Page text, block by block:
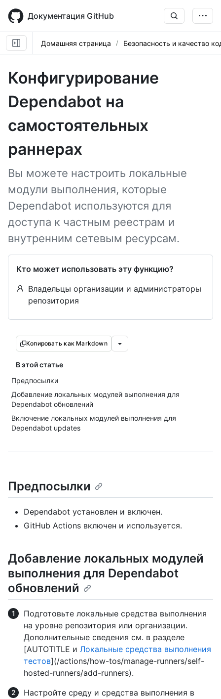
main
content
Документация GitHub
Домашняя страница Безопасность и качество
Конфигурирование
Dependabot на
самостоятельных
раннерах
Вы можете настроить локальные
модули выполнения, которые
Dependabot используются для
доступа к частным реестрам и
внутренним сетевым ресурсам.
Кто может использовать эту функцию?
Владельцы организации и администраторы
репозитория
Копировать как Markdown
В этой статье
Предпосылки
Добавление локальных модулей выполнения для
Dependabot обновлений
Включение локальных модулей выполнения для
Dependabot updates
Предпосылки
Dependabot установлен и включен.
GitHub Actions включен и используется.
Добавление локальных модулей
выполнения для Dependabot
обновлений
Подготовьте локальные средства выполнения
на уровне репозитория или организации.
Дополнительные сведения см. в разделе
[AUTOTITLE и Локальные средства выполнения
тестов](/actions/how-tos/manage-runners/self-
hosted-runners/add-runners).
Настройте среду и средства выполнения в